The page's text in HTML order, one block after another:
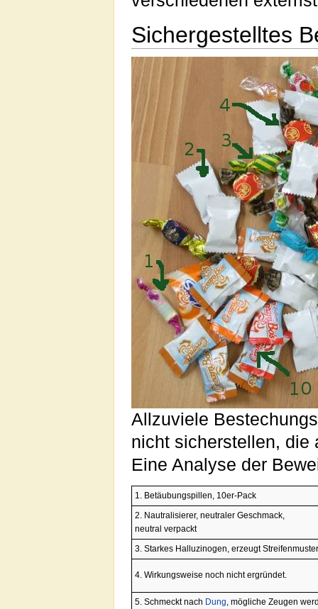
Sichergestelltes
Allzuviele
nicht sicherstellen,
Eine Analyse der
1. Betäubungspillen, 10er-Pack
2. Nautralisierer, neutraler Geschmack,
neutral verpackt
3. Starkes Halluzinogen, erzeugt
4. Wirkungsweise noch nicht ergründet.
5. Schmeckt nach Dung , mögliche Zeugen